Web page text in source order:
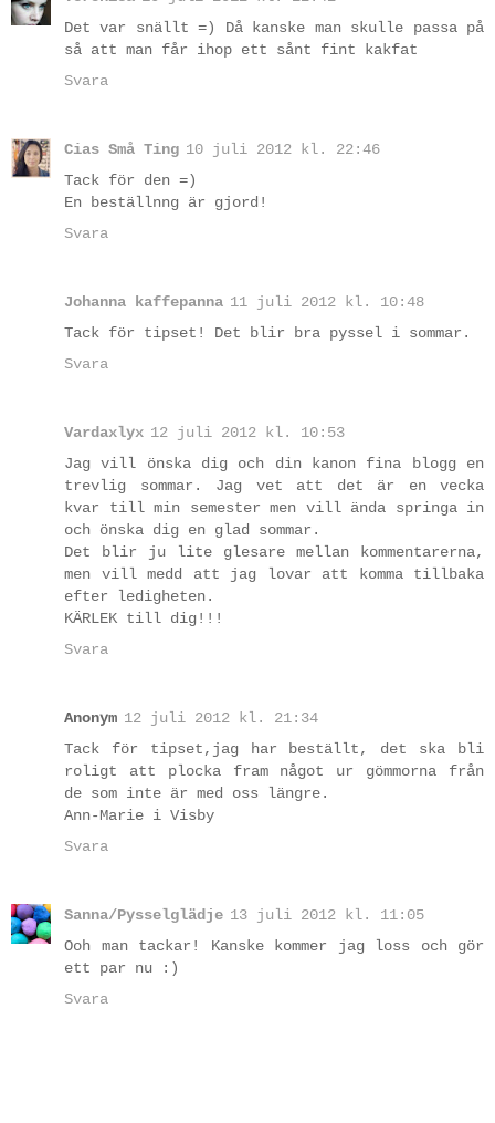
Det var snällt =) Då kanske man skulle passa på
så att man får ihop ett sånt fint kakfat
Svara
Cias Små Ting 10 juli 2012 kl. 22:46
Tack för den =)
En beställnng är gjord!
Svara
Johanna kaffepanna 11 juli 2012 kl. 10:48
Tack för tipset! Det blir bra pyssel i sommar.
Svara
Vardaxlyx 12 juli 2012 kl. 10:53
Jag vill önska dig och din kanon fina blogg en
trevlig sommar. Jag vet att det är en vecka
kvar till min semester men vill ända springa in
och önska dig en glad sommar.
Det blir ju lite glesare mellan kommentarerna,
men vill medd att jag lovar att komma tillbaka
efter ledigheten.
KÄRLEK till dig!!!
Svara
Anonym 12 juli 2012 kl. 21:34
Tack för tipset,jag har beställt, det ska bli
roligt att plocka fram något ur gömmorna från
de som inte är med oss längre.
Ann-Marie i Visby
Svara
Sanna/Pysselglädje 13 juli 2012 kl. 11:05
Ooh man tackar! Kanske kommer jag loss och gör
ett par nu :)
Svara